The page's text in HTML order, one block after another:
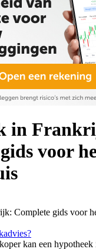
in
voor
Complete gids voor
kan een